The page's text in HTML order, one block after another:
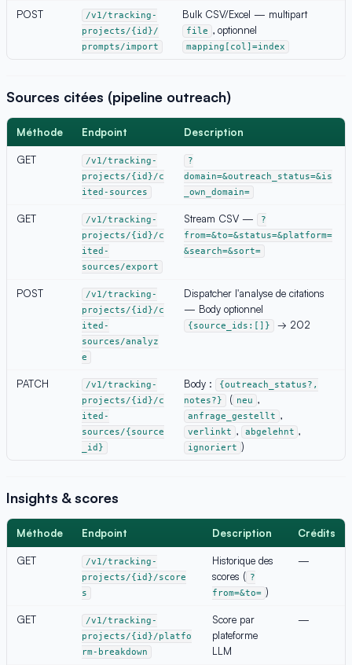
POST
/v1/tracking-
projects/{id}/
prompts/import
Bulk CSV/Excel — multipart
file , optionnel
mapping[col]=index
Sources citées (pipeline outreach)
Méthode Endpoint Description
GET
/v1/tracking-
projects/{id}/c
ited-sources
?
domain=&outreach_status=&is
_own_domain=
GET
/v1/tracking-
projects/{id}/c
ited-
sources/export
Stream CSV —
?
from=&to=&status=&platform=
&search=&sort=
POST
/v1/tracking-
projects/{id}/c
ited-
sources/analyz
e
Dispatcher l'analyse de citations
— Body optionnel
{source_ids:[]} → 202
PATCH
/v1/tracking-
projects/{id}/c
ited-
sources/{source
_id}
Body :
{outreach_status?,
notes?}
( neu ,
anfrage_gestellt ,
verlinkt , abgelehnt ,
ignoriert )
Insights & scores
Méthode Endpoint Description Crédits
GET
/v1/tracking-
projects/{id}/score
s
Historique des
scores ( ?
from=&to= )
—
GET
/v1/tracking-
projects/{id}/platfo
rm-breakdown
Score par
plateforme
LLM
—